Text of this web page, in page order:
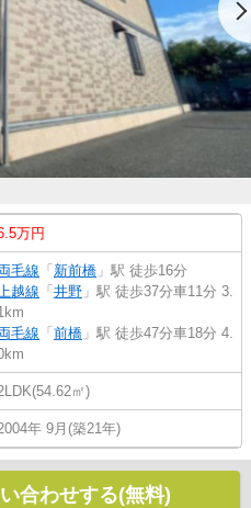
万円
毛線 「 新前橋 」駅 徒歩16分
越線 「 井野 」駅 徒歩37分車11分 3.
毛線 「 前橋 」駅 徒歩47分車18分 4.
㎡)
年 9月(築21年)
合わせする(無料)